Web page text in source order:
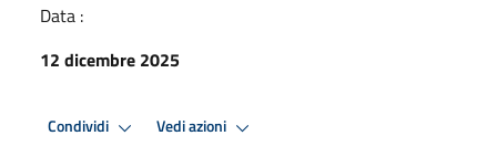
Data :
12 dicembre 2025
Condividi Vedi azioni